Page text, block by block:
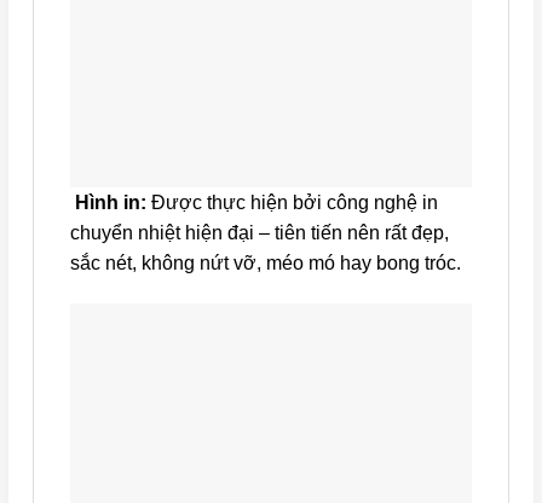
Hình in: Được thực hiện bởi công nghệ in
chuyển nhiệt hiện đại – tiên tiến nên rất đẹp,
sắc nét, không nứt vỡ, méo mó hay bong tróc.